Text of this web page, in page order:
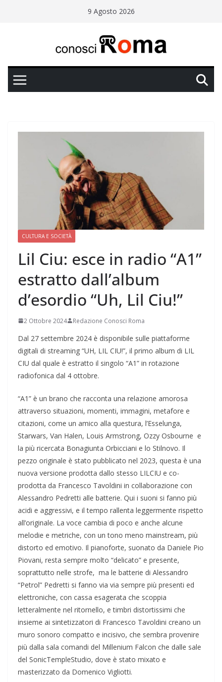
9 Agosto 2026
CULTURA E SOCIETÀ
Lil Ciu: esce in radio “A1”
estratto dall’album
d’esordio “Uh, Lil Ciu!”
2 Ottobre 2024 Redazione Conosci Roma
Dal 27 settembre 2024 è disponibile sulle piattaforme
digitali di streaming “UH, LIL CIU!”, il primo album di LIL
CIU dal quale è estratto il singolo “A1” in rotazione
radiofonica dal 4 ottobre.
“A1” è un brano che racconta una relazione amorosa
attraverso situazioni, momenti, immagini, metafore e
citazioni, come un amico alla questura, l’Esselunga,
Starwars, Van Halen, Louis Armstrong, Ozzy Osbourne e
la più ricercata Bonagiunta Orbicciani e lo Stilnovo. Il
pezzo originale è stato pubblicato nel 2023, questa è una
nuova versione prodotta dallo stesso LILCIU e co-
prodotta da Francesco Tavoldini in collaborazione con
Alessandro Pedretti alle batterie. Qui i suoni si fanno più
acidi e aggressivi, e il tempo rallenta leggermente rispetto
all’originale. La voce cambia di poco e anche alcune
melodie e metriche, con un tono meno mainstream, più
distorto ed emotivo. Il pianoforte, suonato da Daniele Pio
Piovani, resta sempre molto “delicato” e presente,
soprattutto nelle strofe, ma le batterie di Alessandro
“Petrol” Pedretti si fanno via via sempre più presenti ed
elettroniche, con cassa esagerata che scoppia
letteralmente nel ritornello, e timbri distortissimi che
insieme ai sintetizzatori di Francesco Tavoldini creano un
muro sonoro compatto e incisivo, che sembra provenire
più dalla sala comandi del Millenium Falcon che dalle sale
del SonicTempleStudio, dove è stato mixato e
masterizzato da Domenico Vigliotti.